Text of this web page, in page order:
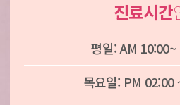
진료시간
평일: AM
목요일: PM 02:00